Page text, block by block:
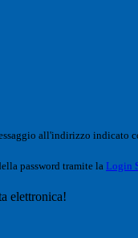
all'indirizzo indicato
password tramite la Login
elettronica!